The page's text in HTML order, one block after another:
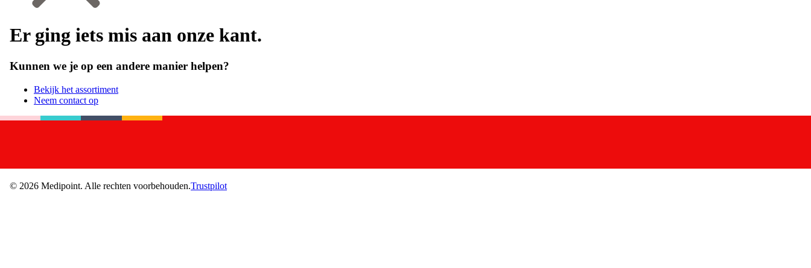
Er ging iets mis aan onze kant.
Kunnen we je op een andere manier helpen?
Bekijk het assortiment
Neem contact op
© 2026 Medipoint. Alle rechten voorbehouden.Trustpilot